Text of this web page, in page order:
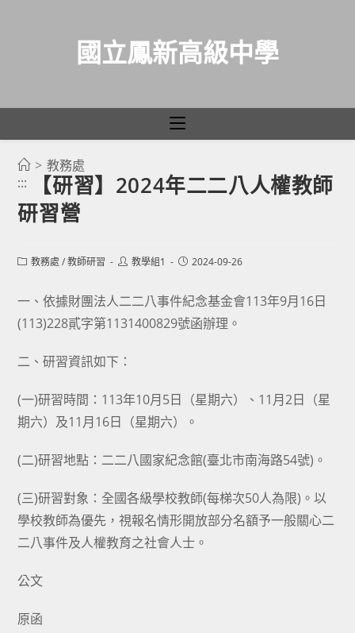
國立鳳新高級中學
> 教務處
:::
【研習】2024年二二八人權教師
研習營
Post教務處 / 教師研習
Post教學組1
Post2024-09-26
一、依據財團法人二二八事件紀念基金會113年9月16日
(113)228貳字第1131400829號函辦理。
二、研習資訊如下：
(一)研習時間：113年10月5日（星期六）、11月2日（星
期六）及11月16日（星期六）。
(二)研習地點：二二八國家紀念館(臺北市南海路54號)。
(三)研習對象：全國各級學校教師(每梯次50人為限)。以
學校教師為優先，視報名情形開放部分名額予一般關心二
二八事件及人權教育之社會人士。
公文
原函